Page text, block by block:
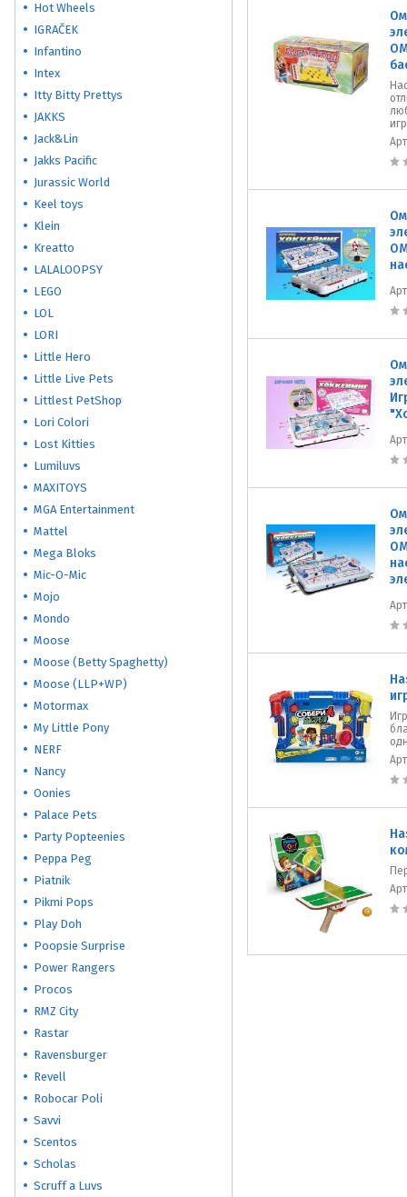
Hot Wheels
IGRAČEK
Infantino
Intex
Itty Bitty Prettys
JAKKS
Jack&Lin
Jakks Pacific
Jurassic World
Keel toys
Klein
Kreatto
LALALOOPSY
LEGO
LOL
LORI
Little Hero
Little Live Pets
Littlest PetShop
Lori Colori
Lost Kitties
Lumiluvs
MAXITOYS
MGA Entertainment
Mattel
Mega Bloks
Mic-O-Mic
Mojo
Mondo
Moose
Moose (Betty Spaghetty)
Moose (LLP+WP)
Motormax
My Little Pony
NERF
Nancy
Oonies
Palace Pets
Party Popteenies
Peppa Peg
Piatnik
Pikmi Pops
Play Doh
Poopsie Surprise
Power Rangers
Procos
RMZ City
Rastar
Ravensburger
Revell
Robocar Poli
Savvi
Scentos
Scholas
Scruff a Luvs